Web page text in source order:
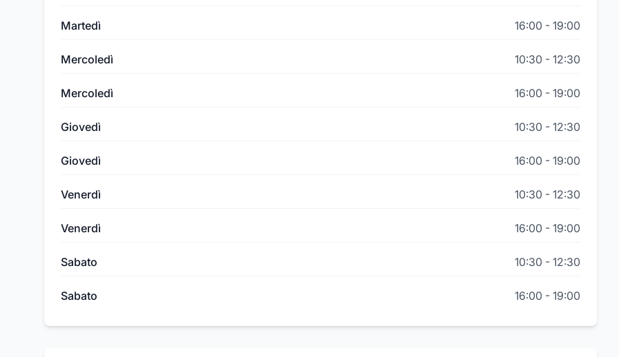
Martedì 16:00 - 19:00
Mercoledì 10:30 - 12:30
Mercoledì 16:00 - 19:00
Giovedì 10:30 - 12:30
Giovedì 16:00 - 19:00
Venerdì 10:30 - 12:30
Venerdì 16:00 - 19:00
Sabato 10:30 - 12:30
Sabato 16:00 - 19:00